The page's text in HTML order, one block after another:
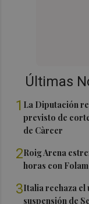
Últimas
1 La Diputación
previsto de
de Càrcer
2Roig Arena
horas con
3Italia rechaza el
suspensión de